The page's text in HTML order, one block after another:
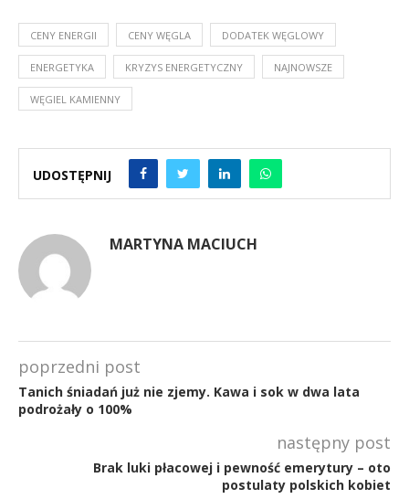
CENY ENERGII CENY WĘGLA DODATEK WĘGLOWY
ENERGETYKA KRYZYS ENERGETYCZNY NAJNOWSZE
WĘGIEL KAMIENNY
UDOSTĘPNIJ
MARTYNA MACIUCH
poprzedni post
Tanich śniadań już nie zjemy. Kawa i sok w dwa lata
podrożały o 100%
następny post
Brak luki płacowej i pewność emerytury – oto
postulaty polskich kobiet